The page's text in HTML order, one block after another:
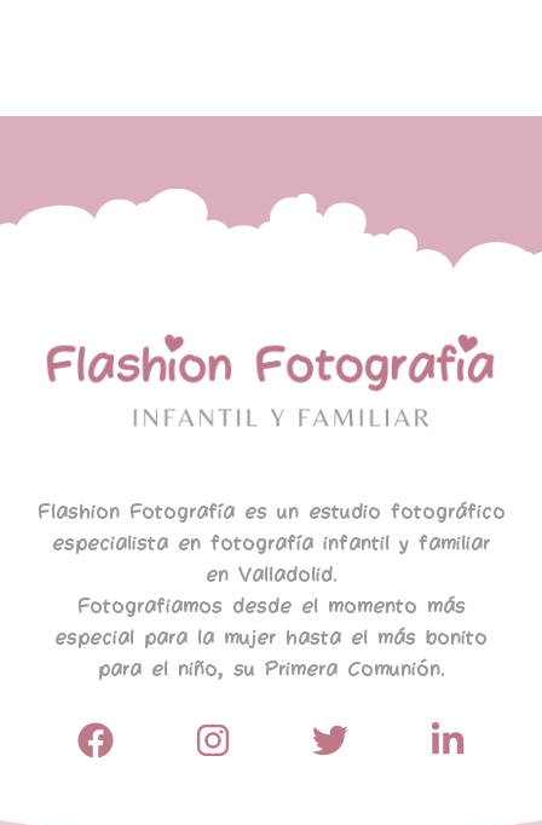
Flashion Fotografía es un estudio fotográfico
especialista en fotografía infantil y familiar
en Valladolid.
Fotografiamos desde el momento más
especial para la mujer hasta el más bonito
para el niño, su Primera Comunión.